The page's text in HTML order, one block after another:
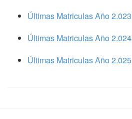
Últimas Matriculas Año 2.023
Últimas Matriculas Año 2.024
Últimas Matriculas Año 2.025